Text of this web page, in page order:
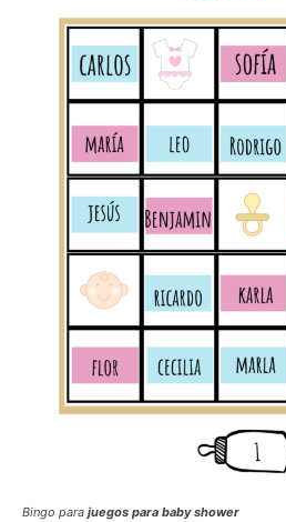
Bingo para juegos para baby shower